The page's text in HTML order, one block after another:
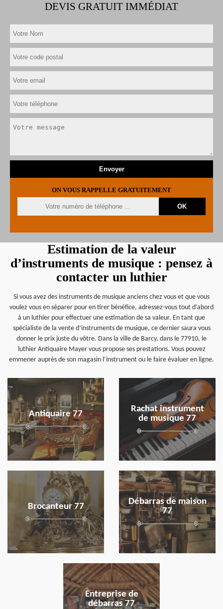
DEVIS GRATUIT IMMÉDIAT
ON VOUS RAPPELLE GRATUITEMENT
Estimation de la valeur
d’instruments de musique : pensez à
contacter un luthier
Si vous avez des instruments de musique anciens chez vous et que vous
voulez vous en séparer pour en tirer bénéfice, adressez-vous tout d’abord
à un luthier pour effectuer une estimation de sa valeur. En tant que
spécialiste de la vente d’instruments de musique, ce dernier saura vous
donner le prix juste du vôtre. Dans la ville de Barcy, dans le 77910, le
luthier Antiquaire Mayer vous propose ses prestations. Vous pouvez
emmener auprès de son magasin l’instrument ou le faire évaluer en ligne.
Antiquaire 77
en savoir plus
Rachat instrument
de musique 77
en savoir plus
Brocanteur 77
en savoir plus
Débarras de maison
77
en savoir plus
Entreprise de
débarras 77
en savoir plus